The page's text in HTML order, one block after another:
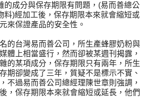
的成分與保存期限有問題，(易而善總公
料)經加工後，保存期限本來就會縮短或
來保證產品的安全性。
的台灣易而善公司，所生產蜂膠奶粉與
體上相當盛行，然而卻被某週刊揭露，
的某項成分，保存期限只有兩年，所生
期卻變成了三年，質疑不是標示不實、
不過易而善公司總經理陳世章則強調，
，保存期限本來就會縮短或延長，他們